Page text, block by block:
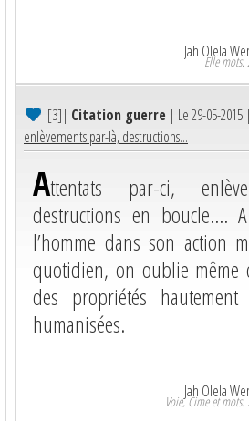
Jah Olela
Elle mots.
[3]| Citation guerre | Le 29-05-2015 |
enlèvements par-là, destructions...
Attentats par-ci,
destructions en boucle....
l’homme dans son action
quotidien, on oublie même
des propriétés
humanisées.
Jah Olela
Voie, Cime et